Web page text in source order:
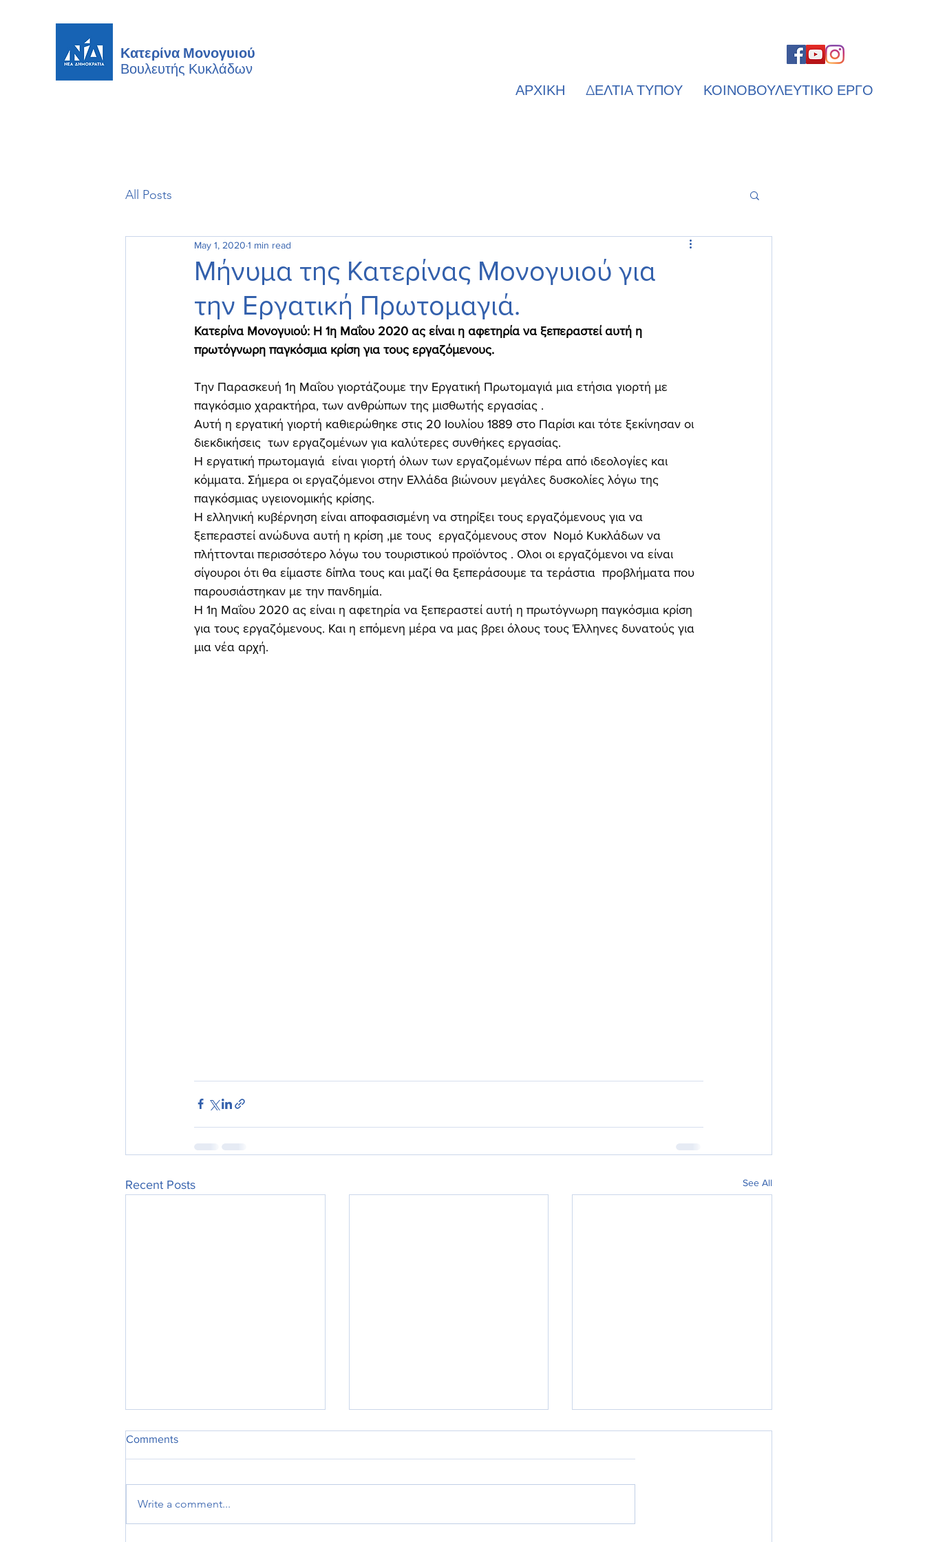
Κατερίνα Μονογυιού
Βουλευτής Κυκλάδων
ΑΡΧΙΚΗ
ΔΕΛΤΙΑ ΤΥΠΟΥ ΚΟΙΝΟΒΟΥΛΕΥΤΙΚΟ ΕΡΓΟ
All Posts
Μήνυμα της Κατερίνας Μονογυιού για
την Εργατική Πρωτομαγιά.
May 1, 2020 1 min read
Κατερίνα Μονογυιού: Η 1η Μαΐου 2020 ας είναι η αφετηρία να ξεπεραστεί αυτή η
πρωτόγνωρη παγκόσμια κρίση για τους εργαζόμενους.
Την Παρασκευή 1η Μαΐου γιορτάζουμε την Εργατική Πρωτομαγιά μια ετήσια γιορτή με
παγκόσμιο χαρακτήρα, των ανθρώπων της μισθωτής εργασίας .
Αυτή η εργατική γιορτή καθιερώθηκε στις 20 Ιουλίου 1889 στο Παρίσι και τότε ξεκίνησαν οι
διεκδικήσεις  των εργαζομένων για καλύτερες συνθήκες εργασίας.
Η εργατική πρωτομαγιά  είναι γιορτή όλων των εργαζομένων πέρα από ιδεολογίες και
κόμματα. Σήμερα οι εργαζόμενοι στην Ελλάδα βιώνουν μεγάλες δυσκολίες λόγω της
παγκόσμιας υγειονομικής κρίσης.
Η ελληνική κυβέρνηση είναι αποφασισμένη να στηρίξει τους εργαζόμενους για να
ξεπεραστεί ανώδυνα αυτή η κρίση ,με τους  εργαζόμενους στον  Νομό Κυκλάδων να
πλήττονται περισσότερο λόγω του τουριστικού προϊόντος . Ολοι οι εργαζόμενοι να είναι
σίγουροι ότι θα είμαστε δίπλα τους και μαζί θα ξεπεράσουμε τα τεράστια  προβλήματα που
παρουσιάστηκαν με την πανδημία.
Η 1η Μαΐου 2020 ας είναι η αφετηρία να ξεπεραστεί αυτή η πρωτόγνωρη παγκόσμια κρίση
για τους εργαζόμενους. Και η επόμενη μέρα να μας βρει όλους τους Έλληνες δυνατούς για
μια νέα αρχή.
Recent Posts See All
Comments
Write a comment...